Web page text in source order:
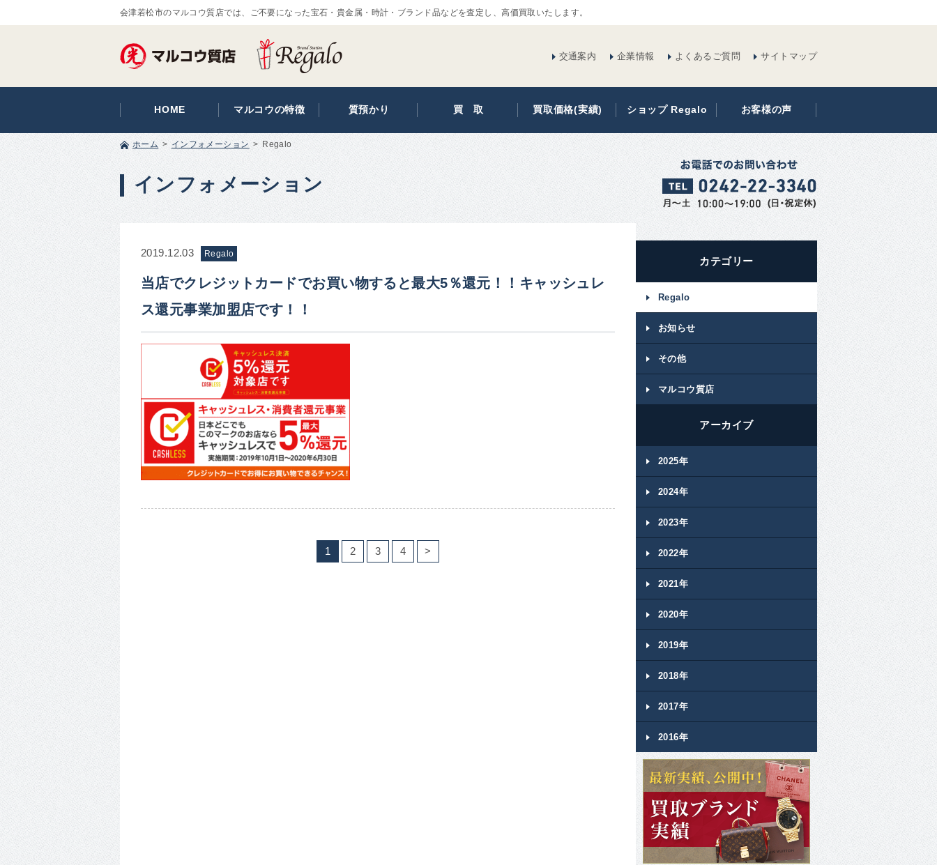
会津若松市のマルコウ質店では、ご不要になった宝石・貴金属・時計・ブランド品などを査定し、高価買取いたします。
交通案内 企業情報 よくあるご質問 サイトマップ
HOME マルコウの特徴 質預かり 買 取 買取価格(実績) ショップ Regalo お客様の声
ホーム インフォメーション Regalo
インフォメーション
2019.12.03 Regalo
当店でクレジットカードでお買い物すると最大5％還元！！キャッシュレ
ス還元事業加盟店です！！
1 2 3 4 >
カテゴリー
Regalo
お知らせ
その他
マルコウ質店
アーカイブ
2025年
2024年
2023年
2022年
2021年
2020年
2019年
2018年
2017年
2016年